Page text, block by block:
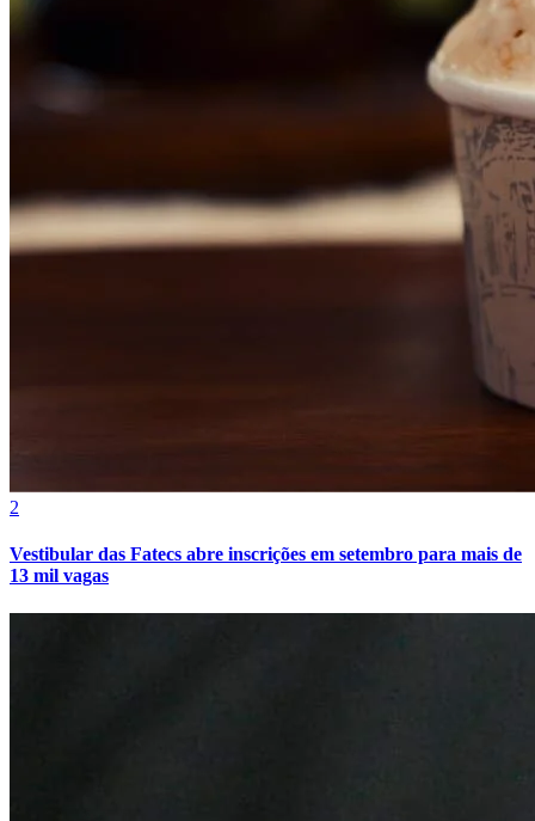
Atlético-MG
2
Vestibular das Fatecs abre inscrições em setembro para mais de
13 mil vagas